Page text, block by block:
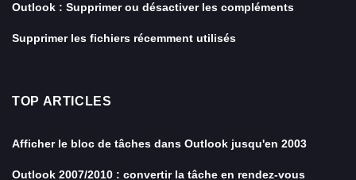
Outlook : Supprimer ou désactiver les compléments
Supprimer les fichiers récemment utilisés
TOP ARTICLES
Afficher le bloc de tâches dans Outlook jusqu'en 2003
Outlook 2007/2010 : convertir la tâche en rendez-vous